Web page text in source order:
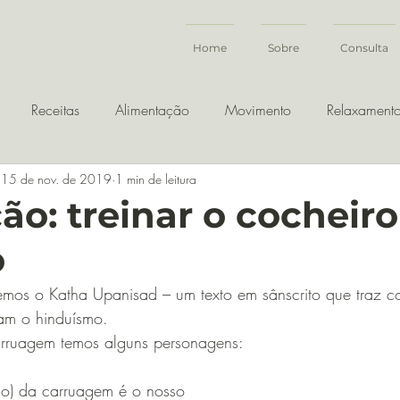
Home Sobre Consulta
Receitas Alimentação Movimento
treinar o
15 de nov. de 2019 1 min de leitura
o hinduísmo.
temos alguns personagens:
da carruagem é o nosso